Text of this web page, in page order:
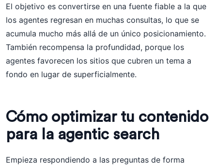
El objetivo es convertirse en una fuente fiable a la que
los agentes regresan en muchas consultas, lo que se
acumula mucho más allá de un único posicionamiento.
También recompensa la profundidad, porque los
agentes favorecen los sitios que cubren un tema a
fondo en lugar de superficialmente.
Cómo optimizar tu contenido
para la agentic search
Empieza respondiendo a las preguntas de forma